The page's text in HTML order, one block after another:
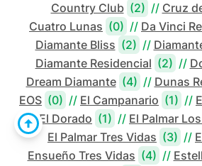
Country Club (2) // Cruz
Cuatro Lunas (0) // Da Vinci
Diamante Bliss (2) //
Diamante Residencial (2) //
Dream Diamante (4) // Dunas
EOS (0) // El Campanario (1) //
El Dorado (1) // El Palmar
El Palmar Tres Vidas (3) //
Ensueño Tres Vidas (4) //